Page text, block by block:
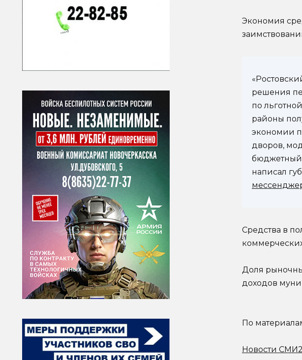
Экономия
решения
по
районы
экономии
дворов,
бюджетный
написал
Средства в
Доля
доходов
По
Новости СМИ2